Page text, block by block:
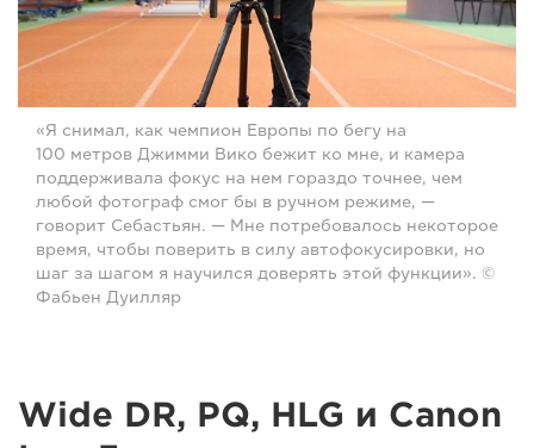
«Я снимал, как чемпион Европы по бегу на
100 метров Джимми Вико бежит ко мне, и камера
поддерживала фокус на нем гораздо точнее, чем
любой фотограф смог бы в ручном режиме, —
говорит Себастьян. — Мне потребовалось некоторое
время, чтобы поверить в силу автофокусировки, но
шаг за шагом я научился доверять этой функции». ©
Фабьен Дуилляр
Wide DR, PQ, HLG и Canon